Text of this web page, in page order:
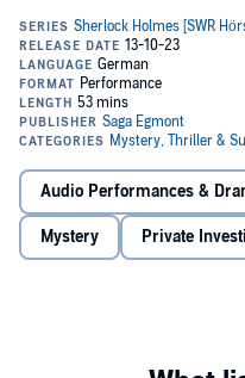
Audio Performances &
Mystery Private